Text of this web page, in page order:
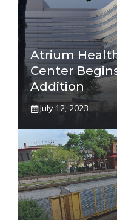
Atrium
Center
Addition
July 12, 2023